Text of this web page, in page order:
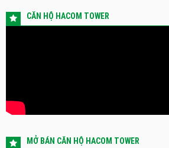
CĂN HỘ HACOM TOWER
MỞ BÁN CĂN HỘ HACOM TOWER